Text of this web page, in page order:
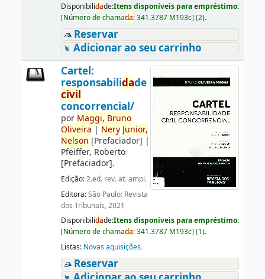
Disponibilidade:Itens disponíveis para empréstimo:
[Número de chamada:341.3787 M193c] (2).
Reservar
Adicionar ao seu carrinho
Cartel:
responsabilidade
civil
concorrencial/
por Maggi, Bruno
Oliveira | Nery Junior,
Nelson [Prefaciador] |
Pfeiffer, Roberto
[Prefaciador].
Edição:2.ed. rev. at. ampl.
Editora:São Paulo: Revista
dos Tribunais, 2021
Disponibilidade:Itens disponíveis para empréstimo:
[Número de chamada:341.3787 M193c] (1).
Listas: Novas aquisições.
Reservar